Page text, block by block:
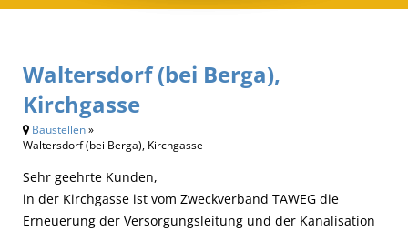
Waltersdorf (bei Berga),
Kirchgasse
Baustellen»
Waltersdorf (bei Berga), Kirchgasse
Sehr geehrte Kunden,
in der Kirchgasse ist vom Zweckverband TAWEG die
Erneuerung der Versorgungsleitung und der Kanalisation